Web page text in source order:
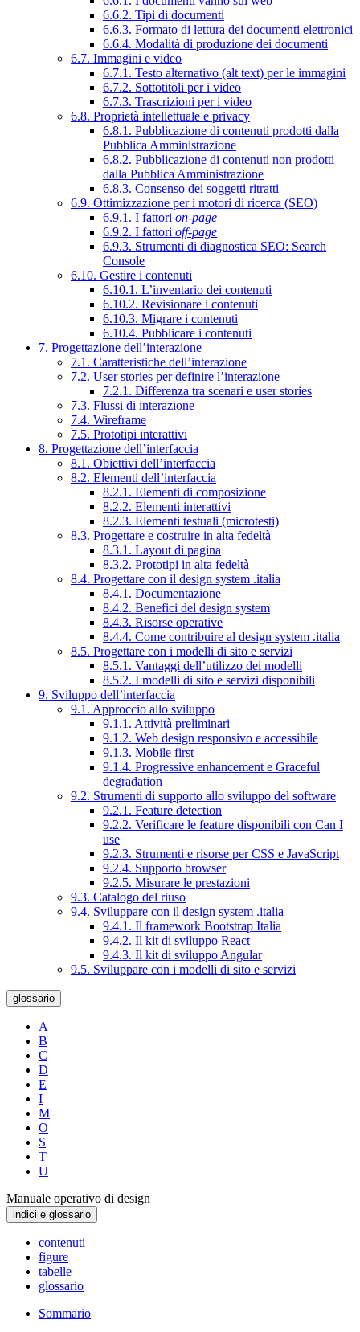
6.6.2. Tipi di documenti
6.6.3. Formato di lettura dei documenti elettronici
6.6.4. Modalità di produzione dei documenti
6.7. Immagini e video
6.7.1. Testo alternativo (alt text) per le immagini
6.7.2. Sottotitoli per i video
6.7.3. Trascrizioni per i video
6.8. Proprietà intellettuale e privacy
6.8.1. Pubblicazione di contenuti prodotti dalla
Pubblica Amministrazione
6.8.2. Pubblicazione di contenuti non prodotti
dalla Pubblica Amministrazione
6.8.3. Consenso dei soggetti ritratti
6.9. Ottimizzazione per i motori di ricerca (SEO)
6.9.1. I fattori on-page
6.9.2. I fattori off-page
6.9.3. Strumenti di diagnostica SEO: Search
Console
6.10. Gestire i contenuti
6.10.1. L’inventario dei contenuti
6.10.2. Revisionare i contenuti
6.10.3. Migrare i contenuti
6.10.4. Pubblicare i contenuti
7. Progettazione dell’interazione
7.1. Caratteristiche dell’interazione
7.2. User stories per definire l’interazione
7.2.1. Differenza tra scenari e user stories
7.3. Flussi di interazione
7.4. Wireframe
7.5. Prototipi interattivi
8. Progettazione dell’interfaccia
8.1. Obiettivi dell’interfaccia
8.2. Elementi dell’interfaccia
8.2.1. Elementi di composizione
8.2.2. Elementi interattivi
8.2.3. Elementi testuali (microtesti)
8.3. Progettare e costruire in alta fedeltà
8.3.1. Layout di pagina
8.3.2. Prototipi in alta fedeltà
8.4. Progettare con il design system .italia
8.4.1. Documentazione
8.4.2. Benefici del design system
8.4.3. Risorse operative
8.4.4. Come contribuire al design system .italia
8.5. Progettare con i modelli di sito e servizi
8.5.1. Vantaggi dell’utilizzo dei modelli
8.5.2. I modelli di sito e servizi disponibili
9. Sviluppo dell’interfaccia
9.1. Approccio allo sviluppo
9.1.1. Attività preliminari
9.1.2. Web design responsivo e accessibile
9.1.3. Mobile first
9.1.4. Progressive enhancement e Graceful
degradation
9.2. Strumenti di supporto allo sviluppo del software
9.2.1. Feature detection
9.2.2. Verificare le feature disponibili con Can I
use
9.2.3. Strumenti e risorse per CSS e JavaScript
9.2.4. Supporto browser
9.2.5. Misurare le prestazioni
9.3. Catalogo del riuso
9.4. Sviluppare con il design system .italia
9.4.1. Il framework Bootstrap Italia
9.4.2. Il kit di sviluppo React
9.4.3. Il kit di sviluppo Angular
9.5. Sviluppare con i modelli di sito e servizi
glossario
A
B
C
D
E
I
M
O
S
T
U
Manuale operativo di design
indici e glossario
contenuti
figure
tabelle
glossario
Sommario